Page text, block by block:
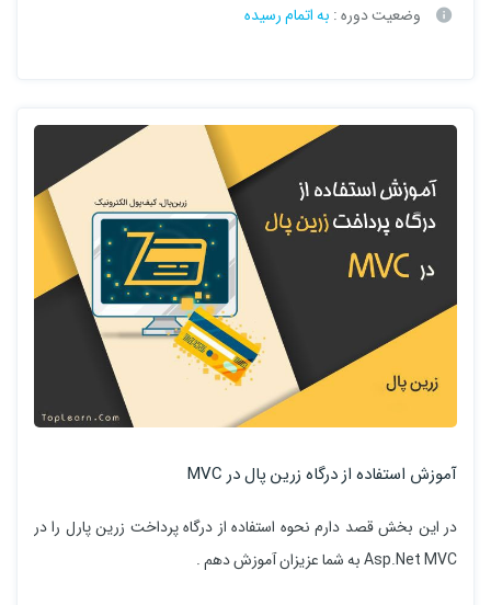
وضعیت دوره : به اتمام رسیده
آموزش استفاده از درگاه زرین پال در MVC
در این بخش قصد دارم نحوه استفاده از درگاه پرداخت زرین پارل را در
Asp.Net MVC به شما عزیزان آموزش دهم .